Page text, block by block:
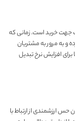
جهت خرید است. زمانی که
و به مرور به مشتریان
افزایش نرخ تبدیل
ارزشمندی از ارتباط با